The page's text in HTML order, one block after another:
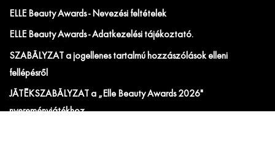
ELLE Beauty Awards - Nevezési feltételek
ELLE Beauty Awards - Adatkezelési tájékoztató.
SZABÁLYZAT a jogellenes tartalmú hozzászólások elleni
fellépésről
JÁTÉKSZABÁLYZAT a „Elle Beauty Awards 2026"
nyereményjátékhoz